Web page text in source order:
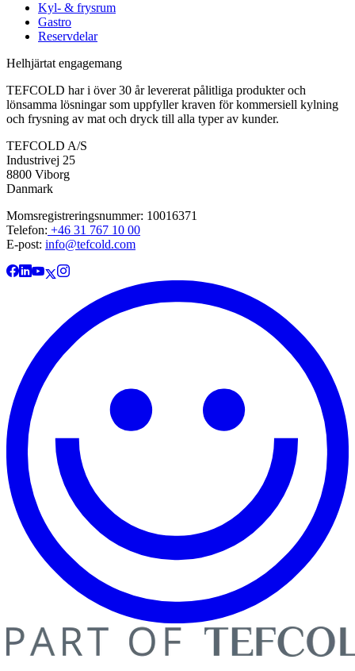
Kyl- & frysrum
Gastro
Reservdelar
Helhjärtat engagemang
TEFCOLD har i över 30 år levererat pålitliga produkter och
lönsamma lösningar som uppfyller kraven för kommersiell kylning
och frysning av mat och dryck till alla typer av kunder.
TEFCOLD A/S
Industrivej 25
8800 Viborg
Danmark
Momsregistreringsnummer: 10016371
Telefon: +46 31 767 10 00
E-post: info@tefcold.com